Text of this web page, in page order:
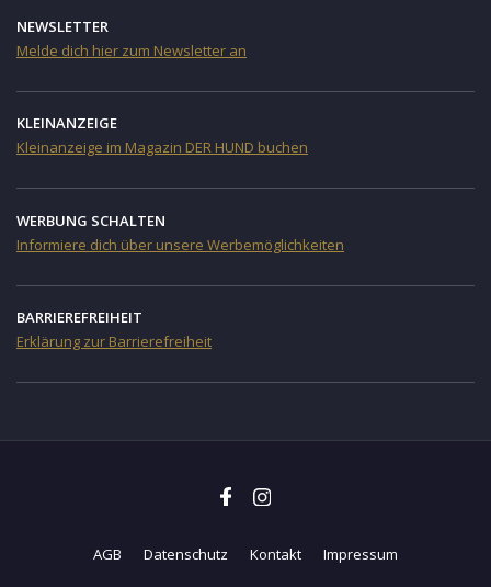
NEWSLETTER
Melde dich hier zum Newsletter an
KLEINANZEIGE
Kleinanzeige im Magazin DER HUND buchen
WERBUNG SCHALTEN
Informiere dich über unsere Werbemöglichkeiten
BARRIEREFREIHEIT
Erklärung zur Barrierefreiheit
AGB Datenschutz Kontakt Impressum